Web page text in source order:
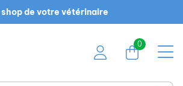
shop de votre vétérinaire
0